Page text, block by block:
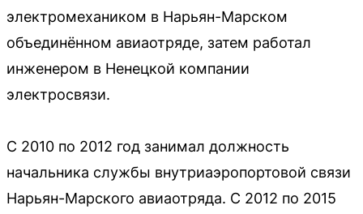
электромехаником в Нарьян-Марском
объединённом авиаотряде, затем работал
инженером в Ненецкой компании
электросвязи.
С 2010 по 2012 год занимал должность
начальника службы внутриаэропортовой связи
Нарьян-Марского авиаотряда. С 2012 по 2015